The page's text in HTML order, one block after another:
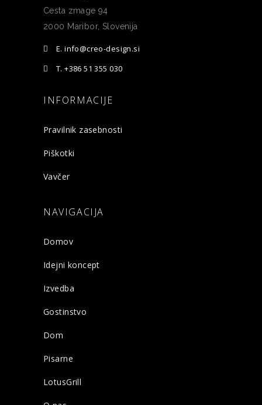
Cesta zmage 94
2000 Maribor, Slovenija
E. info@creo-design.si
T. +386 51 355 030
INFORMACIJE
Pravilnik zasebnosti
Piškotki
Vavčer
NAVIGACIJA
Domov
Idejni koncept
Izvedba
Gostinstvo
Dom
Pisarne
LotusGrill